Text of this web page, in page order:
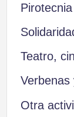
Teatro,
Otra